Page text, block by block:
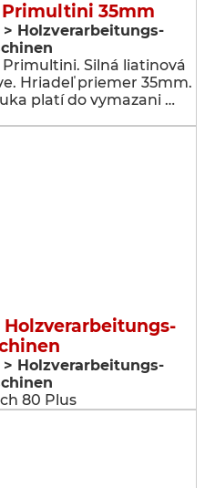
35mm
Holzverarbeitungs-
Silná liatinová
Hriadeľ priemer 35mm.
platí do vymazani …
Holzverarbeitungs-
80 Plus